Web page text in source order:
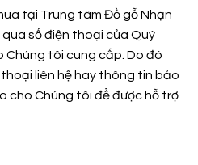
tại Trung tâm Đồ gỗ Nhạn
số điện thoại của Quý
Chúng tôi cung cấp. Do đó
liên hệ hay thông tin bảo
cho Chúng tôi để được hỗ trợ